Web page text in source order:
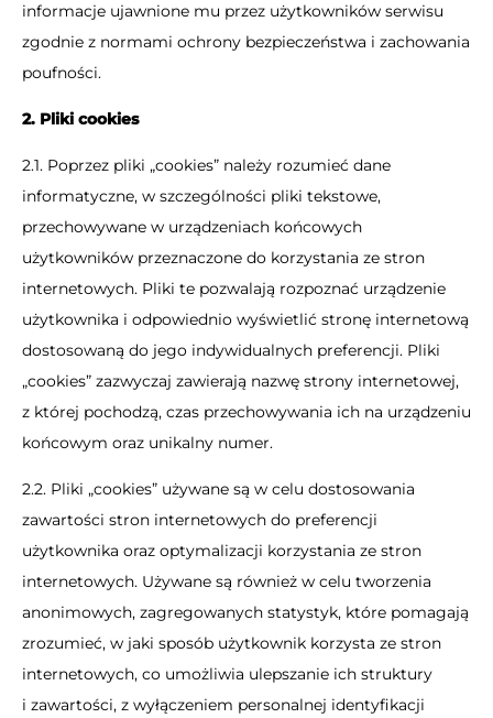
informacje ujawnione mu przez użytkowników serwisu
zgodnie z normami ochrony bezpieczeństwa i zachowania
poufności.
2. Pliki cookies
2.1. Poprzez pliki „cookies” należy rozumieć dane
informatyczne, w szczególności pliki tekstowe,
przechowywane w urządzeniach końcowych
użytkowników przeznaczone do korzystania ze stron
internetowych. Pliki te pozwalają rozpoznać urządzenie
użytkownika i odpowiednio wyświetlić stronę internetową
dostosowaną do jego indywidualnych preferencji. Pliki
„cookies” zazwyczaj zawierają nazwę strony internetowej,
z której pochodzą, czas przechowywania ich na urządzeniu
końcowym oraz unikalny numer.
2.2. Pliki „cookies” używane są w celu dostosowania
zawartości stron internetowych do preferencji
użytkownika oraz optymalizacji korzystania ze stron
internetowych. Używane są również w celu tworzenia
anonimowych, zagregowanych statystyk, które pomagają
zrozumieć, w jaki sposób użytkownik korzysta ze stron
internetowych, co umożliwia ulepszanie ich struktury
i zawartości, z wyłączeniem personalnej identyfikacji